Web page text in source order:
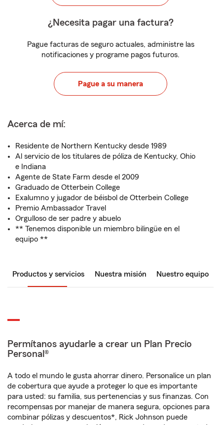
¿Necesita pagar una factura?
Pague facturas de seguro actuales, administre las
notificaciones y programe pagos futuros.
Pague a su manera
Acerca de mí:
Residente de Northern Kentucky desde 1989
Al servicio de los titulares de póliza de Kentucky, Ohio
e Indiana
Agente de State Farm desde el 2009
Graduado de Otterbein College
Exalumno y jugador de béisbol de Otterbein College
Premio Ambassador Travel
Orgulloso de ser padre y abuelo
** Tenemos disponible un miembro bilingüe en el
equipo **
Productos y servicios Nuestra misión Nuestro equipo
Permítanos ayudarle a crear un Plan Precio
Personal®
A todo el mundo le gusta ahorrar dinero. Personalice un plan
de cobertura que ayude a proteger lo que es importante
para usted: su familia, sus pertenencias y sus finanzas. Con
recompensas por manejar de manera segura, opciones para
combinar pólizas y descuentos*, Rick Johnson puede